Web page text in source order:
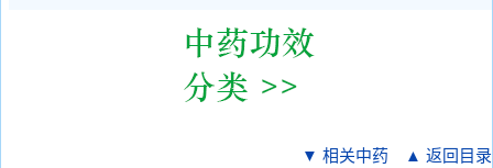
▼ 相关中药 ▲ 返回目录